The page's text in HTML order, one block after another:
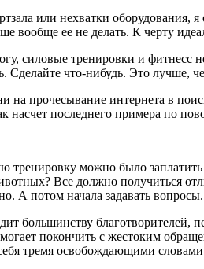
или нехватки оборудования,
вообще ее не делать. К черту
силовые тренировки и фитнесс
Сделайте что-нибудь. Это лучше,
на прочесывание интернета в
последнего примера по
тренировку можно было
Все должно получиться
А потом начала задавать вопросы.
большинству
покончить с жестоким
тремя освобождающими